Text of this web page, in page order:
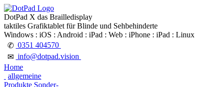
DotPad X das Brailledisplay
taktiles Grafiktablet für Blinde und Sehbehinderte
Windows : iOS : Android : iPad : Web : iPhone : iPad : Linux
✆ 0351 404570
✉ info@dotpad.vision
Home
allgemeine
Produkte Sonder-